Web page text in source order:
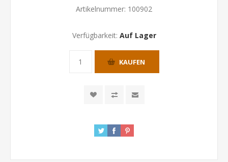
Artikelnummer: 100902
Verfügbarkeit: Auf Lager
KAUFEN